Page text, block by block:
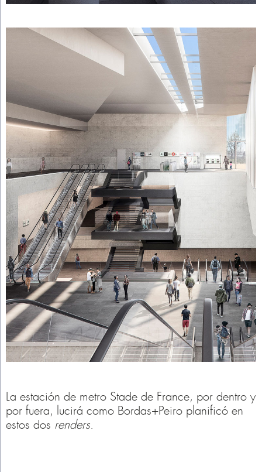
La estación de metro Stade de France, por dentro y
por fuera, lucirá como Bordas+Peiro planificó en
estos dos renders.